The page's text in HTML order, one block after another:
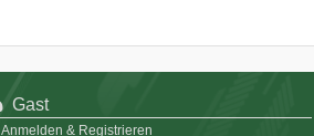
Gast
Anmelden & Registrieren